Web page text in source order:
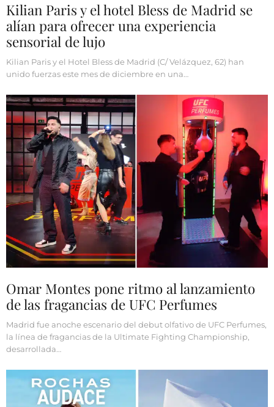
Kilian Paris y el hotel Bless de Madrid se
alían para ofrecer una experiencia
sensorial de lujo
Kilian Paris y el Hotel Bless de Madrid (C/ Velázquez, 62) han
unido fuerzas este mes de diciembre en una…
Omar Montes pone ritmo al lanzamiento
de las fragancias de UFC Perfumes
Madrid fue anoche escenario del debut olfativo de UFC Perfumes,
la línea de fragancias de la Ultimate Fighting Championship,
desarrollada…